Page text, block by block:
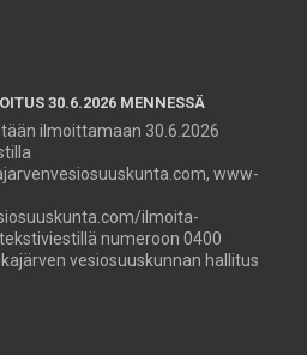
30.6.2026 MENNESSÄ
ilmoittamaan 30.6.2026
www-
ilmoita-
numeroon 0400
vesiosuuskunnan hallitus